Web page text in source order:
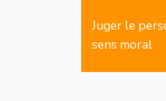
Juger le
sens moral